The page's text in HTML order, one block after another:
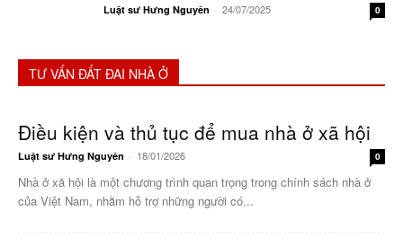
Luật sư Hưng Nguyên - 24/07/2025 0
TƯ VẤN ĐẤT ĐAI NHÀ Ở
Điều kiện và thủ tục để mua nhà ở xã hội
Luật sư Hưng Nguyên - 18/01/2026 0
Nhà ở xã hội là một chương trình quan trọng trong chính sách nhà ở
của Việt Nam, nhằm hỗ trợ những người có...